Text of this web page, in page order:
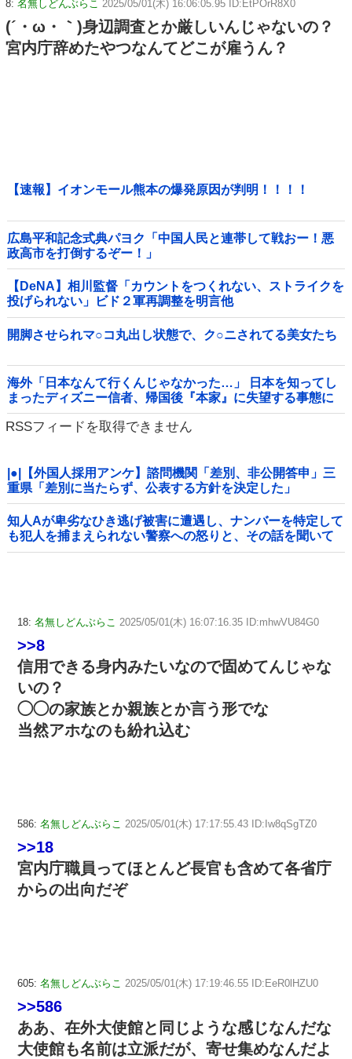
8: 名無しどんぶらこ 2025/05/01(木) 16:06:05.95 ID:EtPOrR8X0
(´・ω・｀)身辺調査とか厳しいんじゃないの？
宮内庁辞めたやつなんてどこが雇うん？
【速報】イオンモール熊本の爆発原因が判明！！！！
広島平和記念式典パヨク「中国人民と連帯して戦おー！悪
政高市を打倒するぞー！」
【DeNA】相川監督「カウントをつくれない、ストライクを
投げられない」ビド２軍再調整を明言他
開脚させられマ○コ丸出し状態で、ク○ニされてる美女たち
海外「日本なんて行くんじゃなかった…」 日本を知ってし
まったディズニー信者、帰国後『本家』に失望する事態に
RSSフィードを取得できません
|●|【外国人採用アンケ】諮問機関「差別、非公開答申」三
重県「差別に当たらず、公表する方針を決定した」
知人Aが卑劣なひき逃げ被害に遭遇し、ナンバーを特定して
も犯人を捕まえられない警察への怒りと、その話を聞いて
「逃げた方が得じゃん」と言い放ったBの神経がわからん
18: 名無しどんぶらこ 2025/05/01(木) 16:07:16.35 ID:mhwVU84G0
>>8
信用できる身内みたいなので固めてんじゃな
いの？
◯◯の家族とか親族とか言う形でな
当然アホなのも紛れ込む
586: 名無しどんぶらこ 2025/05/01(木) 17:17:55.43 ID:Iw8qSgTZ0
>>18
宮内庁職員ってほとんど長官も含めて各省庁
からの出向だぞ
605: 名無しどんぶらこ 2025/05/01(木) 17:19:46.55 ID:EeR0lHZU0
>>586
ああ、在外大使館と同じような感じなんだな
大使館も名前は立派だが、寄せ集めなんだよ